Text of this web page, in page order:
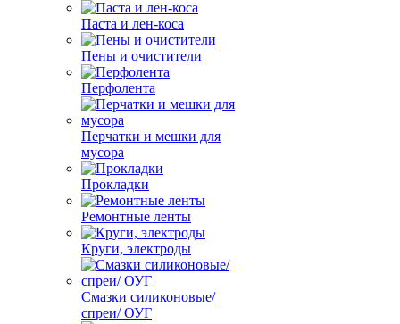
Паста и лен-коса
Пены и очистители
Перфолента
Перчатки и мешки для
мусора
Прокладки
Ремонтные ленты
Круги, электроды
Смазки силиконовые/
спреи/ ОУГ